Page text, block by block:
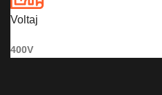
Voltaj
400V